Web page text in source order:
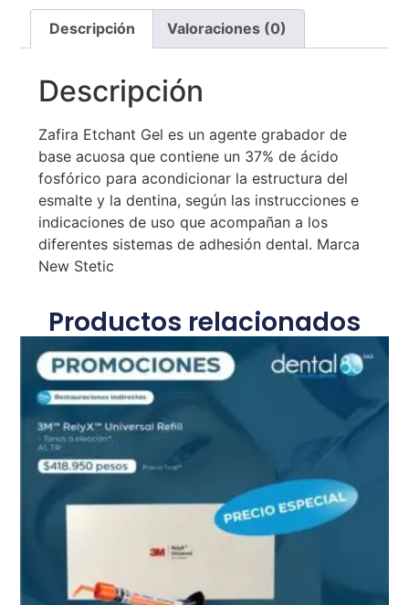
Descripción Valoraciones (0)
Descripción
Zafira Etchant Gel es un agente grabador de
base acuosa que contiene un 37% de ácido
fosfórico para acondicionar la estructura del
esmalte y la dentina, según las instrucciones e
indicaciones de uso que acompañan a los
diferentes sistemas de adhesión dental. Marca
New Stetic
Productos relacionados